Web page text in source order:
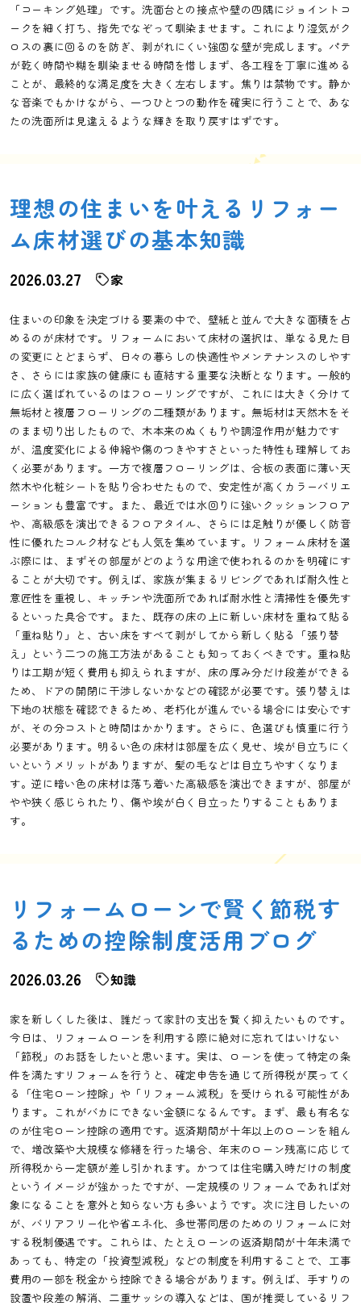
「コーキング処理」です。洗面台との接点や壁の四隅にジョイントコ
ークを細く打ち、指先でなぞって馴染ませます。これにより湿気がク
ロスの裏に回るのを防ぎ、剥がれにくい強固な壁が完成します。パテ
が乾く時間や糊を馴染ませる時間を惜しまず、各工程を丁寧に進める
ことが、最終的な満足度を大きく左右します。焦りは禁物です。静か
な音楽でもかけながら、一つひとつの動作を確実に行うことで、あな
たの洗面所は見違えるような輝きを取り戻すはずです。
理想の住まいを叶えるリフォー
ム床材選びの基本知識
2026.03.27 家
住まいの印象を決定づける要素の中で、壁紙と並んで大きな面積を占
めるのが床材です。リフォームにおいて床材の選択は、単なる見た目
の変更にとどまらず、日々の暮らしの快適性やメンテナンスのしやす
さ、さらには家族の健康にも直結する重要な決断となります。一般的
に広く選ばれているのはフローリングですが、これには大きく分けて
無垢材と複層フローリングの二種類があります。無垢材は天然木をそ
のまま切り出したもので、木本来のぬくもりや調湿作用が魅力です
が、温度変化による伸縮や傷のつきやすさといった特性も理解してお
く必要があります。一方で複層フローリングは、合板の表面に薄い天
然木や化粧シートを貼り合わせたもので、安定性が高くカラーバリエ
ーションも豊富です。また、最近では水回りに強いクッションフロア
や、高級感を演出できるフロアタイル、さらには足触りが優しく防音
性に優れたコルク材なども人気を集めています。リフォーム床材を選
ぶ際には、まずその部屋がどのような用途で使われるのかを明確にす
ることが大切です。例えば、家族が集まるリビングであれば耐久性と
意匠性を重視し、キッチンや洗面所であれば耐水性と清掃性を優先す
るといった具合です。また、既存の床の上に新しい床材を重ねて貼る
「重ね貼り」と、古い床をすべて剥がしてから新しく貼る「張り替
え」という二つの施工方法があることも知っておくべきです。重ね貼
りは工期が短く費用も抑えられますが、床の厚み分だけ段差ができる
ため、ドアの開閉に干渉しないかなどの確認が必要です。張り替えは
下地の状態を確認できるため、老朽化が進んでいる場合には安心です
が、その分コストと時間はかかります。さらに、色選びも慎重に行う
必要があります。明るい色の床材は部屋を広く見せ、埃が目立ちにく
いというメリットがありますが、髪の毛などは目立ちやすくなりま
す。逆に暗い色の床材は落ち着いた高級感を演出できますが、部屋が
やや狭く感じられたり、傷や埃が白く目立ったりすることもありま
す。
リフォームローンで賢く節税す
るための控除制度活用ブログ
2026.03.26 知識
家を新しくした後は、誰だって家計の支出を賢く抑えたいものです。
今日は、リフォームローンを利用する際に絶対に忘れてはいけない
「節税」のお話をしたいと思います。実は、ローンを使って特定の条
件を満たすリフォームを行うと、確定申告を通じて所得税が戻ってく
る「住宅ローン控除」や「リフォーム減税」を受けられる可能性があ
ります。これがバカにできない金額になるんです。まず、最も有名な
のが住宅ローン控除の適用です。返済期間が十年以上のローンを組ん
で、増改築や大規模な修繕を行った場合、年末のローン残高に応じて
所得税から一定額が差し引かれます。かつては住宅購入時だけの制度
というイメージが強かったですが、一定規模のリフォームであれば対
象になることを意外と知らない方も多いようです。次に注目したいの
が、バリアフリー化や省エネ化、多世帯同居のためのリフォームに対
する税制優遇です。これらは、たとえローンの返済期間が十年未満で
あっても、特定の「投資型減税」などの制度を利用することで、工事
費用の一部を税金から控除できる場合があります。例えば、手すりの
設置や段差の解消、二重サッシの導入などは、国が推奨しているリフ